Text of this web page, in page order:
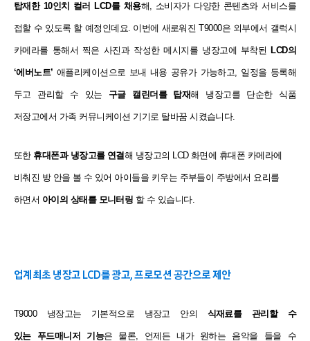
탑재한 10인치 컬러 LCD를 채용해, 소비자가 다양한 콘텐츠와서비스를
접할 수 있도록 할 예정인데요. 이번에 새로워진 T9000은 외부에서 갤럭시
카메라를 통해서 찍은 사진과 작성한 메시지를 냉장고에 부착된 LCD의
‘에버노트’ 애플리케이션으로 보내 내용 공유가 가능하고, 일정을 등록해
두고 관리할 수 있는 구글 캘린더를 탑재해 냉장고를 단순한 식품
저장고에서 가족 커뮤니케이션 기기로 탈바꿈 시켰습니다.
또한 휴대폰과 냉장고를 연결해 냉장고의 LCD 화면에 휴대폰 카메라에
비춰진 방 안을 볼 수 있어 아이들을 키우는 주부들이 주방에서 요리를
하면서 아이의 상태를 모니터링 할 수 있습니다.
업계최초 냉장고 LCD를 광고, 프로모션 공간으로 제안
T9000 냉장고는 기본적으로 냉장고 안의 식재료를 관리할 수
있는 푸드매니저 기능은 물론, 언제든 내가 원하는 음악을 들을 수